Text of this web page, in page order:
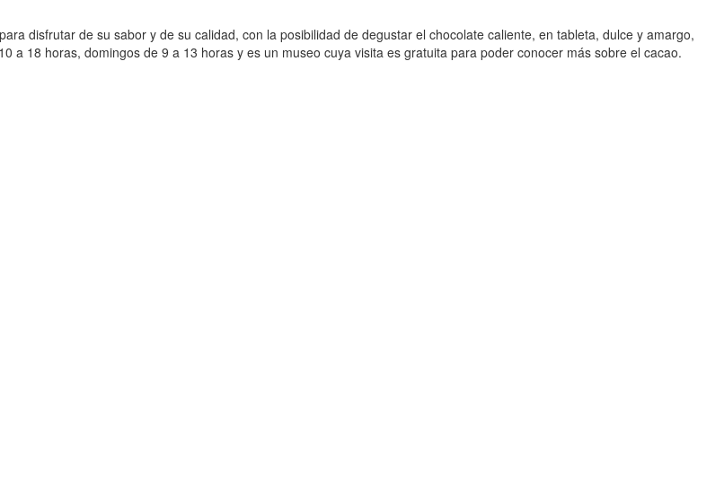
disfrutar de su sabor y de su calidad, con la posibilidad de degustar el chocolate caliente, en tableta, dulce y amargo,
a 18 horas, domingos de 9 a 13 horas y es un museo cuya visita es gratuita para poder conocer más sobre el cacao.